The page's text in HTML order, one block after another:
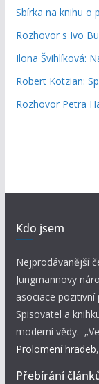
Sbírka na knihu o
Rozhovor s Ivo
Ilona Švihlíková:
Robert Kotzian:
Rozhovor Petra
Kdo jsem
Nejprodávanější
Jungmannovy
asociace pozitivní
Spisovatel a
moderní vědy.
Prolomení hradeb,
Přebírání